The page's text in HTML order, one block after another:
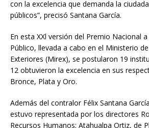
con la excelencia que demanda la
públicos”, precisó Santana García.
En esta XXl versión del Premio Nacional
Público, llevada a cabo en el Ministerio
Exteriores (Mirex), se postularon 19
12 obtuvieron la excelencia en sus
Bronce, Plata y Oro.
Además del contralor Félix Santana
estuvo representada por los directores
Recursos Humanos; Atahualpa Ortiz, de